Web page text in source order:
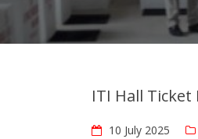
ITI Hall Ticket
10 July 2025